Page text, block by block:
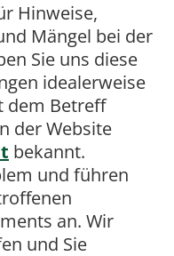
Hinweise,
Mängel bei der
Sie uns diese
idealerweise
dem Betreff
der Website
bekannt.
und führen
an. Wir
und Sie